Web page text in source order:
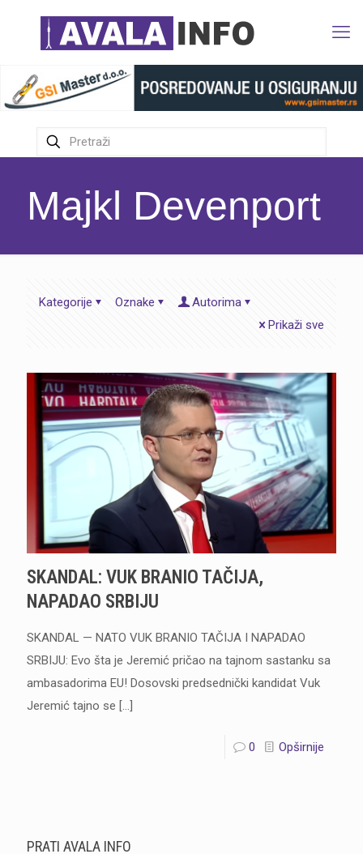
Majkl Devenport
Kategorije Oznake
Autorima
Prikaži sve
SKANDAL: VUK BRANIO TAČIJA,
NAPADAO SRBIJU
SKANDAL — NATO VUK BRANIO TAČIJA I NAPADAO
SRBIJU: Evo šta je Jeremić pričao na tajnom sastanku sa
ambasadorima EU! Dosovski predsednički kandidat Vuk
Jeremić tajno se […]
0 Opširnije
PRATI AVALA INFO